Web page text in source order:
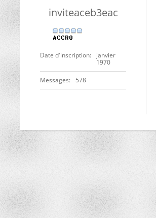
inviteaceb3eac
Date d'inscription
janvier
1970
Messages 578